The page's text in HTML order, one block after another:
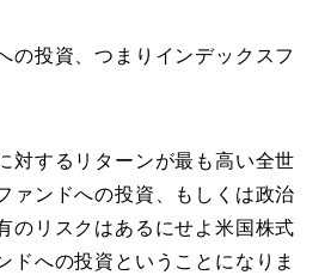
の投資、つまりインデックスフ
対するリターンが最も高い全世
ァンドへの投資、もしくは政治
のリスクはあるにせよ米国株式
ドへの投資ということになりま